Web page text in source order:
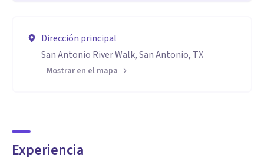
Dirección principal
San Antonio River Walk, San Antonio, TX
Mostrar en el mapa
Experiencia